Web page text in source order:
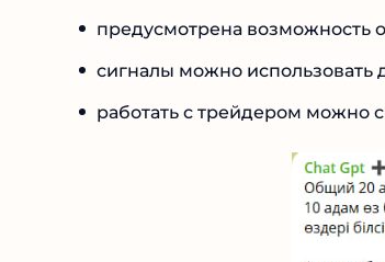
предусмотрена возможность
сигналы можно использовать
работать с трейдером можно